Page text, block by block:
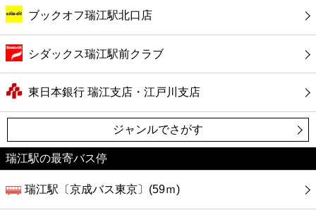
ブックオフ瑞江駅北口店
シダックス瑞江駅前クラブ
東日本銀行 瑞江支店・江戸川支店
ジャンルでさがす
瑞江駅の最寄バス停
瑞江駅〔京成バス東京〕(59ｍ)